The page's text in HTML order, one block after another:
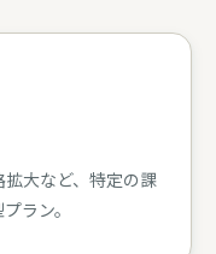
大など、特定の課
ラン。